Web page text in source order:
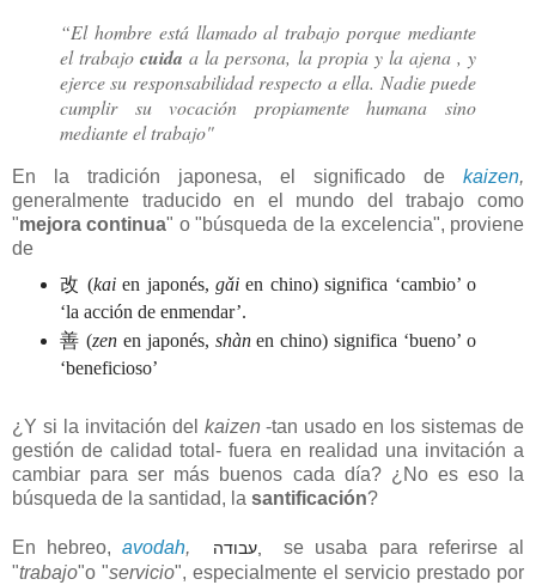
“El hombre está llamado al trabajo porque mediante
el trabajocuidaa la persona, la propia y la ajena , y
ejerce su responsabilidad respecto a ella. Nadie puede
cumplir su vocación propiamente humana sino
mediante el trabajo"
En la tradición japonesa, el significado de kaizen,
generalmente traducido en el mundo del trabajo como
"mejora continua" o "búsqueda de la excelencia", proviene
de
改 (kaien japonés,gǎi en chino) significa ‘cambio’ o
‘la acción de enmendar’.
善 (zenen japonés, shànen chino) significa ‘bueno’ o
‘beneficioso’
¿Y si la invitación del kaizen -tan usado en los sistemas de
gestión de calidad total- fuera en realidad una invitación a
cambiar para ser más buenos cada día? ¿No es eso la
búsqueda de la santidad, la santificación?
En hebreo,avodah, עבודה,se usaba para referirse al
"trabajo"o "servicio", especialmente el servicio prestado por